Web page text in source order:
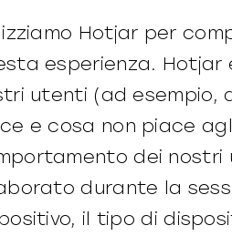
Hotjar per
esperienza. Hotjar
utenti (ad esempio,
e cosa non piace
dei nostri
durante la
il tipo di